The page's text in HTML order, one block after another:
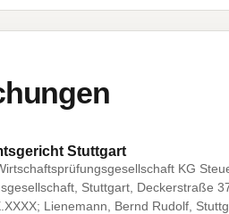
Stuttgart
KG
Stuttgart, Deckerstraße
Lienemann, Bernd Rudolf,